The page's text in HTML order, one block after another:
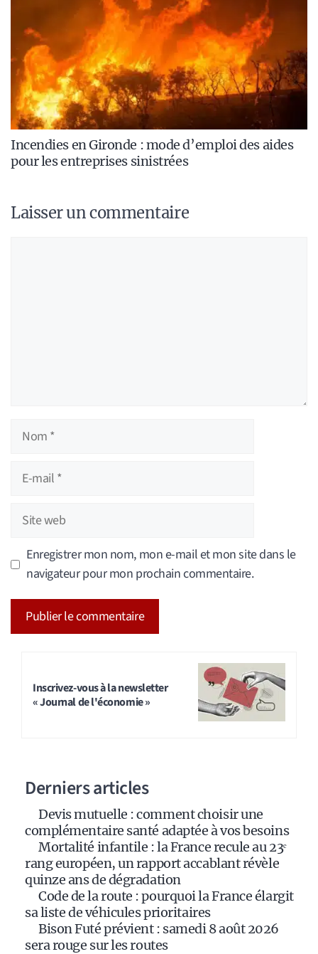
Incendies en Gironde : mode d’emploi des aides
pour les entreprises sinistrées
Laisser un commentaire
Nom
Site
web
Enregistrer mon nom, mon e-mail et mon site dans le
navigateur pour mon prochain commentaire.
Inscrivez-vous à la newsletter
« Journal de l'économie »
Derniers articles
Devis mutuelle : comment choisir une
complémentaire santé adaptée à vos besoins
Mortalité infantile : la France recule au 23ᵉ
rang européen, un rapport accablant révèle
quinze ans de dégradation
Code de la route : pourquoi la France élargit
sa liste de véhicules prioritaires
Bison Futé prévient : samedi 8 août 2026
sera rouge sur les routes